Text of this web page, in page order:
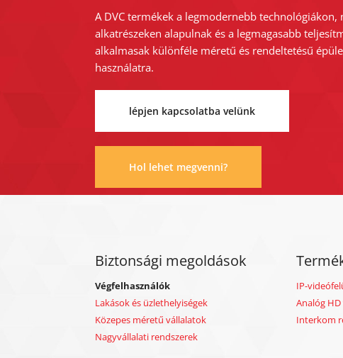
A DVC termékek a legmodernebb technológiákon,
alkatrészeken alapulnak és a legmagasabb
alkalmasak különféle méretű és rendeltetésű
használatra.
lépjen kapcsolatba velünk
Hol lehet megvenni?
Biztonsági megoldások
Végfelhasználók
Lakások és üzlethelyiségek
Közepes méretű vállalatok
Nagyvállalati rendszerek
IP-
Analóg
Interkom